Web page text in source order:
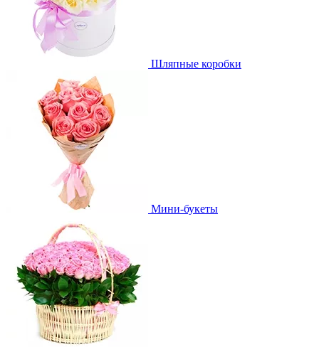
Шляпные коробки
Мини-букеты